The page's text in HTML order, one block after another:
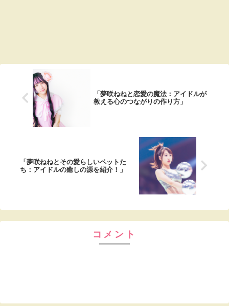
「夢咲ねねと恋愛の魔法：アイドルが
教える心のつながりの作り方」
「夢咲ねねとその愛らしいペットた
ち：アイドルの癒しの源を紹介！」
コメント